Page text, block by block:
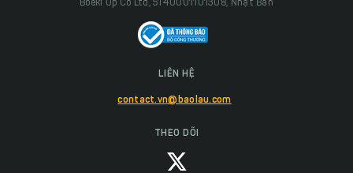
Boeki Up Co Ltd, 5140001101308, Nhật Bản
LIÊN HỆ
contact.vn@baolau.com
THEO DÕI